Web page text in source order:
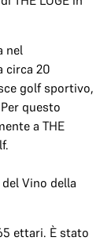
nel
circa 20
golf sportivo,
questo
a THE
Vino della
ettari. È stato